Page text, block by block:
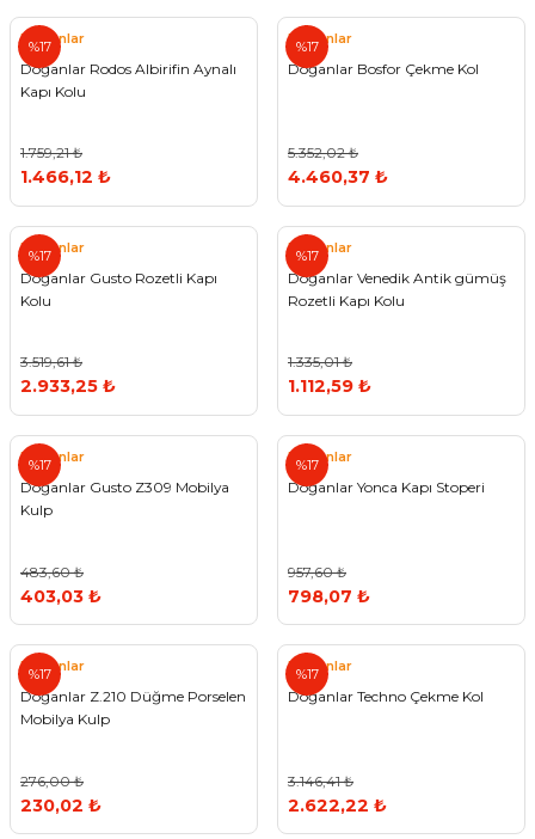
%17
Doğanlar
Doğanlar Rodos Albirifin Aynalı
Kapı Kolu
1.759,21 ₺
1.466,12 ₺
%17
Doğanlar
Doğanlar Bosfor Çekme Kol
5.352,02 ₺
4.460,37 ₺
%17
Doğanlar
Doğanlar Gusto Rozetli Kapı
Kolu
3.519,61 ₺
2.933,25 ₺
%17
Doğanlar
Doğanlar Venedik Antik gümüş
Rozetli Kapı Kolu
1.335,01 ₺
1.112,59 ₺
%17
Doğanlar
Doğanlar Gusto Z309 Mobilya
Kulp
483,60 ₺
403,03 ₺
%17
Doğanlar
Doğanlar Yonca Kapı Stoperi
957,60 ₺
798,07 ₺
%17
Doğanlar
Doğanlar Z.210 Düğme Porselen
Mobilya Kulp
276,00 ₺
230,02 ₺
%17
Doğanlar
Doğanlar Techno Çekme Kol
3.146,41 ₺
2.622,22 ₺